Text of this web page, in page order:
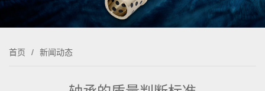
首页 / 新闻动态